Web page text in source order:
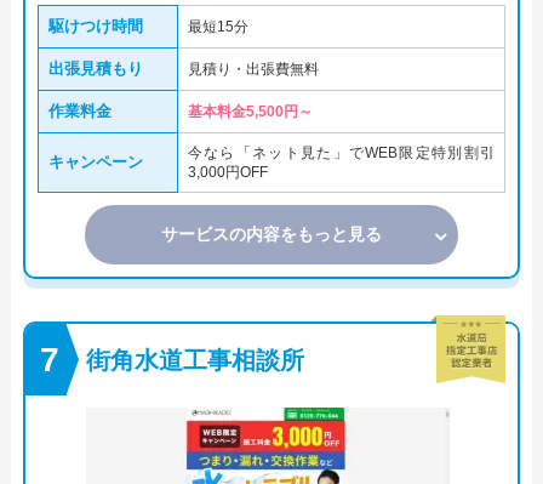
駆けつけ時間 最短15分
出張見積もり 見積り・出張費無料
作業料金 基本料金5,500円～
キャンペーン
今なら「ネット見た」でWEB限定特別割引
3,000円OFF
サービスの内容をもっと見る
街角水道工事相談所